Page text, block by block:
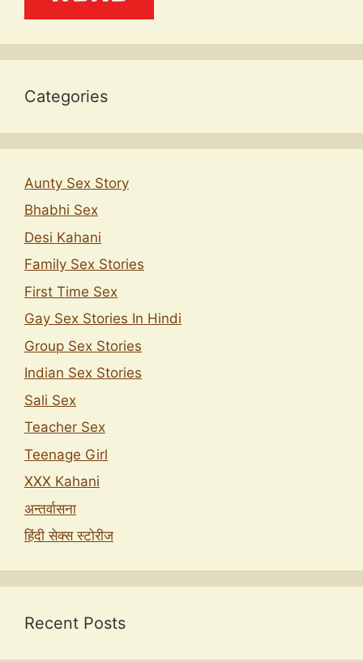
Categories
Aunty Sex Story
Bhabhi Sex
Desi Kahani
Family Sex Stories
First Time Sex
Gay Sex Stories In Hindi
Group Sex Stories
Indian Sex Stories
Sali Sex
Teacher Sex
Teenage Girl
XXX Kahani
अन्तर्वासना
हिंदी सेक्स स्टोरीज
Recent Posts